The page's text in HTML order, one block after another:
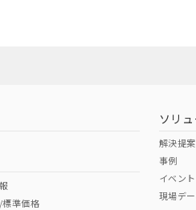
ダウンロードはこ
準価格
ソリ
解決提案
事例
イベント
現場デ